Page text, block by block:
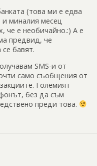
(това ми е едва
и миналия месец
че е необичайно.:) А е
предвид, че
бавят.
SMS-и от
само съобщения от
Големият
без да съм
преди това.